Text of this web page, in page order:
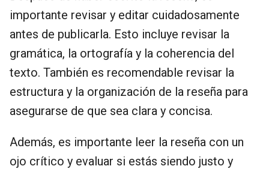
importante revisar y editar cuidadosamente
antes de publicarla. Esto incluye revisar la
gramática, la ortografía y la coherencia del
texto. También es recomendable revisar la
estructura y la organización de la reseña para
asegurarse de que sea clara y concisa.
Además, es importante leer la reseña con un
ojo crítico y evaluar si estás siendo justo y